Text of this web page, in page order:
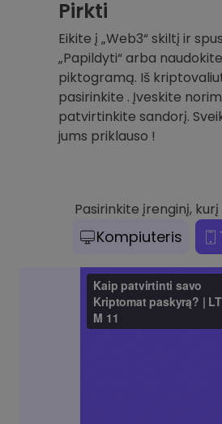
Pirkti
Eikite į „Web3“ skiltį ir
„Papildyti“ arba
piktogramą. Iš
pasirinkite . Įveskite
patvirtinkite sandorį.
jums priklauso !
Pasirinkite įrenginį,
Kompiuteris